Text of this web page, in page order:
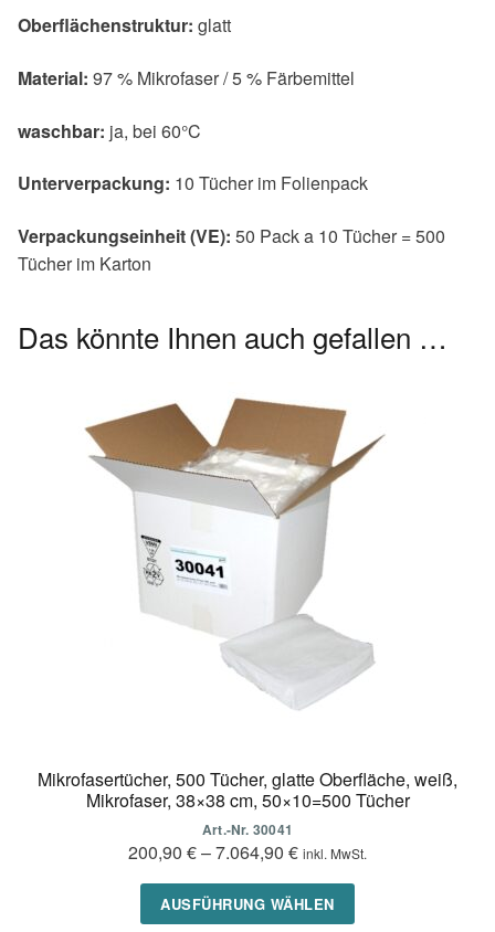
Oberflächenstruktur: glatt
Material: 97 % Mikrofaser / 5 % Färbemittel
waschbar: ja, bei 60°C
Unterverpackung: 10 Tücher im Folienpack
Verpackungseinheit (VE): 50 Pack a 10 Tücher = 500
Tücher im Karton
Das könnte Ihnen auch gefallen …
Mikrofasertücher, 500 Tücher, glatte Oberfläche, weiß,
Mikrofaser, 38×38 cm, 50×10=500 Tücher
Art.-Nr. 30041
200,90 €–7.064,90 € inkl. MwSt.
AUSFÜHRUNG WÄHLEN
Produkt